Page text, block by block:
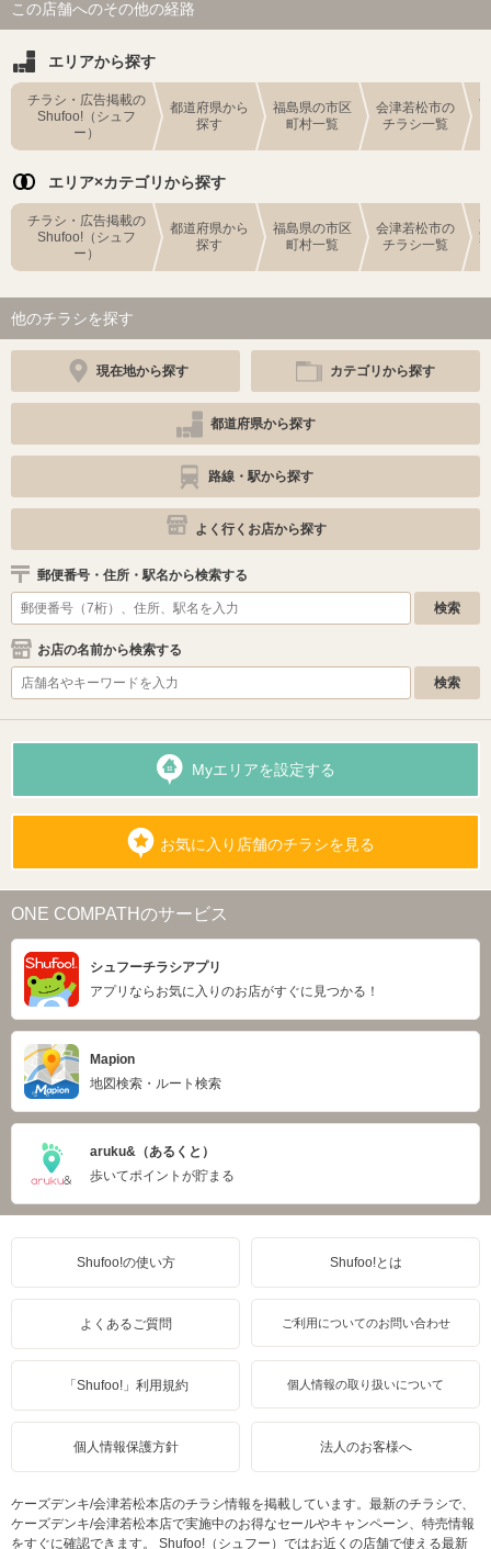
この店舗へのその他の経路
エリアから探す
チラシ・広告掲載の
Shufoo!（シュフ
ー）
都道府県から
探す
福島県の市区
町村一覧
会津若松市の
チラシ一覧
エリア×カテゴリから探す
チラシ・広告掲載の
Shufoo!（シュフ
ー）
都道府県から
探す
福島県の市区
町村一覧
会津若松市の
チラシ一覧
他のチラシを探す
現在地から探す カテゴリから探す
都道府県から探す
路線・駅から探す
よく行くお店から探す
郵便番号・住所・駅名から検索する
お店の名前から検索する
Myエリアを設定する
お気に入り店舗のチラシを見る
ONE COMPATHのサービス
シュフーチラシアプリ
アプリならお気に入りのお店がすぐに見つかる！
Mapion
地図検索・ルート検索
aruku&（あるくと）
歩いてポイントが貯まる
Shufoo!の使い方 Shufoo!とは
よくあるご質問 ご利用についてのお問い合わせ
「Shufoo!」利用規約 個人情報の取り扱いについて
個人情報保護方針 法人のお客様へ
ケーズデンキ/会津若松本店のチラシ情報を掲載しています。最新のチラシで、
ケーズデンキ/会津若松本店で実施中のお得なセールやキャンペーン、特売情報
をすぐに確認できます。 Shufoo!（シュフー）ではお近くの店舗で使える最新